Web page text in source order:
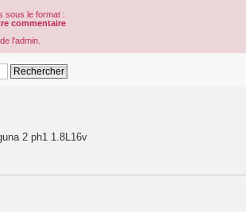
sous le format :
commentaire
l'admin.
2 ph1 1.8L16v